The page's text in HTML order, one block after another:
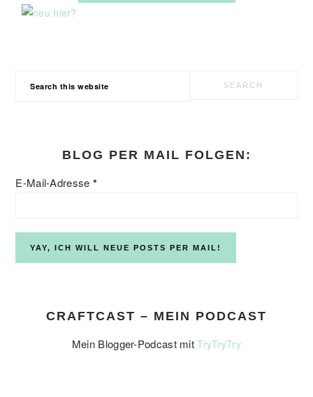
BLOG PER MAIL FOLGEN:
E-Mail-Adresse *
CRAFTCAST – MEIN PODCAST
Mein Blogger-Podcast mitTryTryTry